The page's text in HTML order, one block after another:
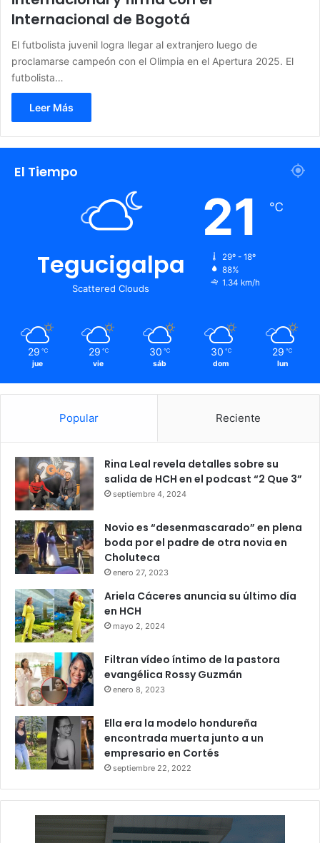
Internacional de Bogotá
El futbolista juvenil logra llegar al extranjero luego de
proclamarse campeón con el Olimpia en el Apertura 2025. El
futbolista…
Leer Más
El Tiempo
Tegucigalpa
Scattered Clouds
21 ℃
29º - 18º
88%
1.34 km/h
29 ℃
jue
29 ℃
vie
30 ℃
sáb
30 ℃
dom
29 ℃
lun
Popular Reciente
Rina Leal revela detalles sobre su
salida de HCH en el podcast “2 Que 3”
septiembre 4, 2024
Novio es “desenmascarado” en plena
boda por el padre de otra novia en
Choluteca
enero 27, 2023
Ariela Cáceres anuncia su último día
en HCH
mayo 2, 2024
Filtran vídeo íntimo de la pastora
evangélica Rossy Guzmán
enero 8, 2023
Ella era la modelo hondureña
encontrada muerta junto a un
empresario en Cortés
septiembre 22, 2022